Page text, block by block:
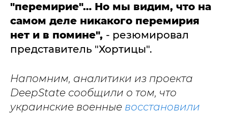
"перемирие"… Но мы видим, что на
самом деле никакого перемирия
нет и в помине", - резюмировал
представитель "Хортицы".
Напомним, аналитики из проекта
DeepState сообщили о том, что
украинские военные восстановили